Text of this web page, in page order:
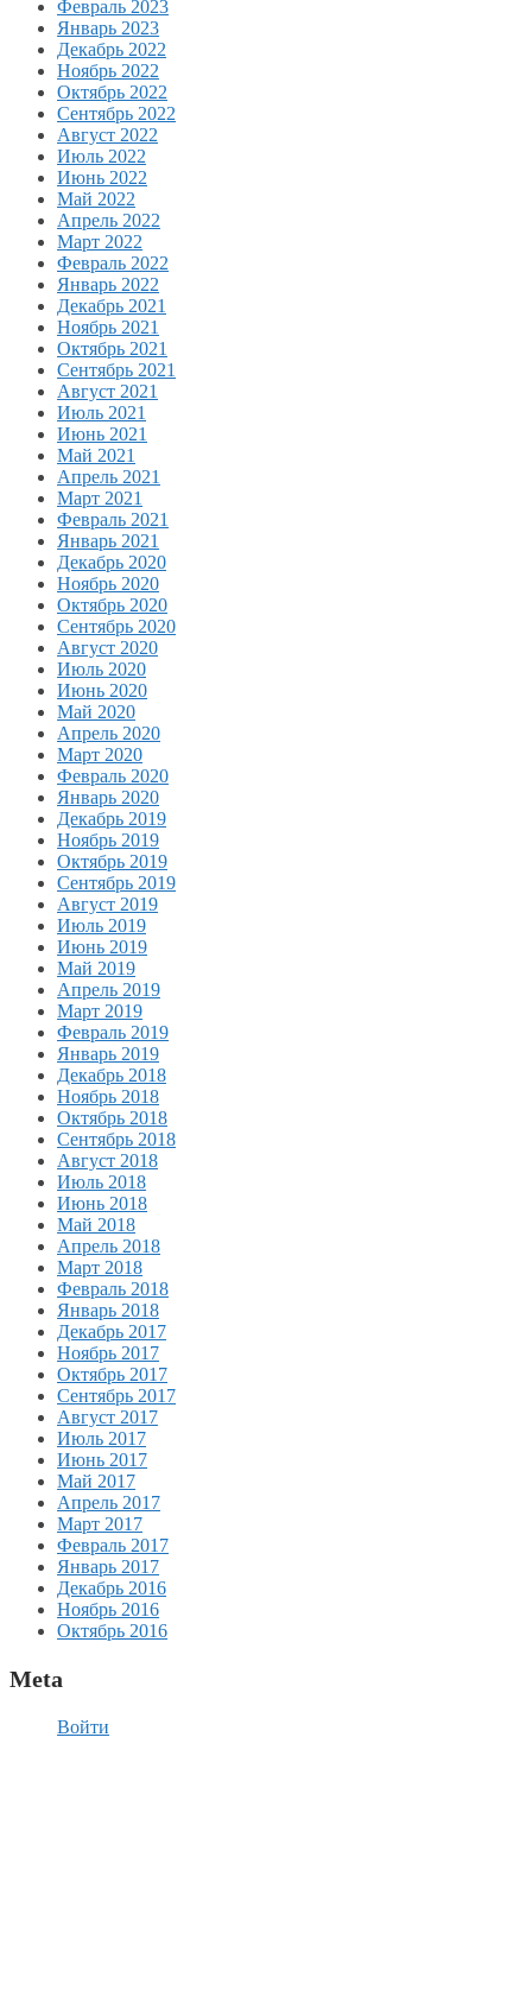
Февраль 2023
Январь 2023
Декабрь 2022
Ноябрь 2022
Октябрь 2022
Сентябрь 2022
Август 2022
Июль 2022
Июнь 2022
Май 2022
Апрель 2022
Март 2022
Февраль 2022
Январь 2022
Декабрь 2021
Ноябрь 2021
Октябрь 2021
Сентябрь 2021
Август 2021
Июль 2021
Июнь 2021
Май 2021
Апрель 2021
Март 2021
Февраль 2021
Январь 2021
Декабрь 2020
Ноябрь 2020
Октябрь 2020
Сентябрь 2020
Август 2020
Июль 2020
Июнь 2020
Май 2020
Апрель 2020
Март 2020
Февраль 2020
Январь 2020
Декабрь 2019
Ноябрь 2019
Октябрь 2019
Сентябрь 2019
Август 2019
Июль 2019
Июнь 2019
Май 2019
Апрель 2019
Март 2019
Февраль 2019
Январь 2019
Декабрь 2018
Ноябрь 2018
Октябрь 2018
Сентябрь 2018
Август 2018
Июль 2018
Июнь 2018
Май 2018
Апрель 2018
Март 2018
Февраль 2018
Январь 2018
Декабрь 2017
Ноябрь 2017
Октябрь 2017
Сентябрь 2017
Август 2017
Июль 2017
Июнь 2017
Май 2017
Апрель 2017
Март 2017
Февраль 2017
Январь 2017
Декабрь 2016
Ноябрь 2016
Октябрь 2016
Meta
Войти